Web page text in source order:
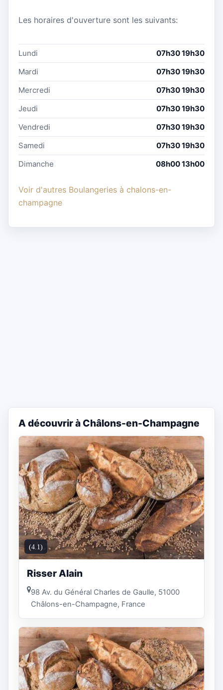
Les horaires d'ouverture sont les suivants:
Lundi
07h30 19h30
Mardi
07h30 19h30
Mercredi
07h30 19h30
Jeudi
07h30 19h30
Vendredi
07h30 19h30
Samedi
07h30 19h30
Dimanche
08h00 13h00
Voir d'autres Boulangeries à chalons-en-
champagne
A découvrir à Châlons-en-Champagne
(4.1)
Risser Alain
98 Av. du Général Charles de Gaulle, 51000
Châlons-en-Champagne, France